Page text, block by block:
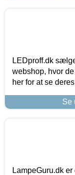
LEDproff.dk
webshop, hvor
her for at se
Se
LampeGuru.dk